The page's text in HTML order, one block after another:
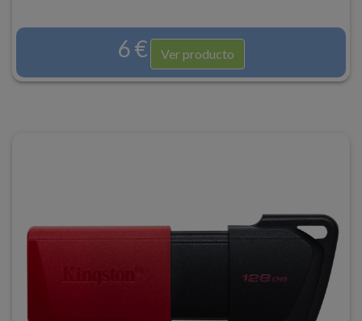
6 € Ver producto